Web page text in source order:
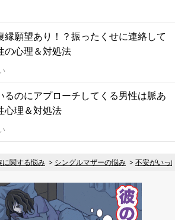
縁願望あり！？振ったくせに連絡して
の心理＆対処法
るのにアプローチしてくる男性は脈あ
心理＆対処法
に関する悩み シングルマザーの悩み 不安がいっ